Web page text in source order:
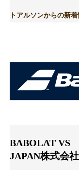
トアルソンからの新着
BABOLAT VS
JAPAN株式会社